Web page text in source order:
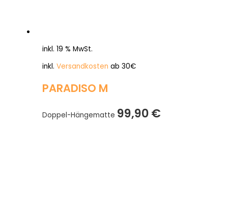
inkl. 19 % MwSt.
inkl. Versandkosten ab 30€
PARADISO M
Doppel-Hängematte 99,90€